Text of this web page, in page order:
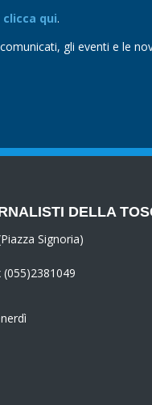
clicca qui.
gli eventi e le
DELLA
Signoria)
(055)2381049